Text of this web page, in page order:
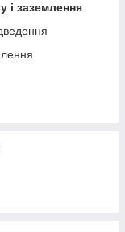
і заземлення